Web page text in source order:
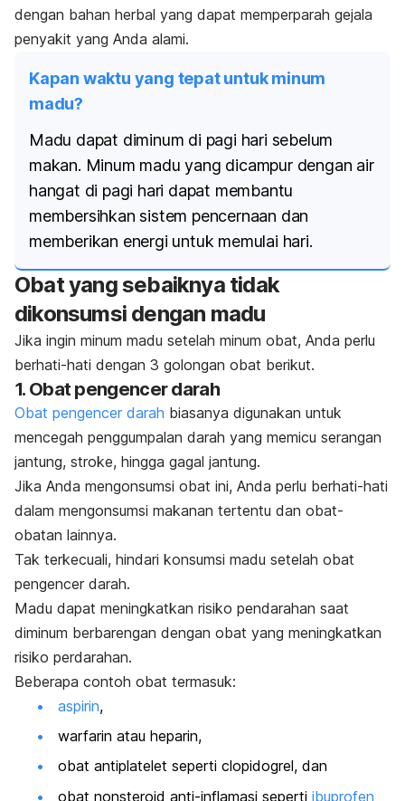
dengan bahan herbal yang dapat memperparah gejala
penyakit yang Anda alami.
Kapan waktu yang tepat untuk minum
madu?
Madu dapat diminum di pagi hari sebelum
makan. Minum madu yang dicampur dengan air
hangat di pagi hari dapat membantu
membersihkan sistem pencernaan dan
memberikan energi untuk memulai hari.
Obat yang sebaiknya tidak
dikonsumsi dengan madu
Jika ingin minum madu setelah minum obat, Anda perlu
berhati-hati dengan 3 golongan obat berikut.
1. Obat pengencer darah
Obat pengencer darah biasanya digunakan untuk
mencegah penggumpalan darah yang memicu serangan
jantung, stroke, hingga gagal jantung.
Jika Anda mengonsumsi obat ini, Anda perlu berhati-hati
dalam mengonsumsi makanan tertentu dan obat-
obatan lainnya.
Tak terkecuali, hindari konsumsi madu setelah obat
pengencer darah.
Madu dapat meningkatkan risiko pendarahan saat
diminum berbarengan dengan obat yang meningkatkan
risiko perdarahan.
Beberapa contoh obat termasuk:
aspirin,
warfarin atau heparin,
obat antiplatelet seperti clopidogrel, dan
obat nonsteroid anti-inflamasi seperti ibuprofen